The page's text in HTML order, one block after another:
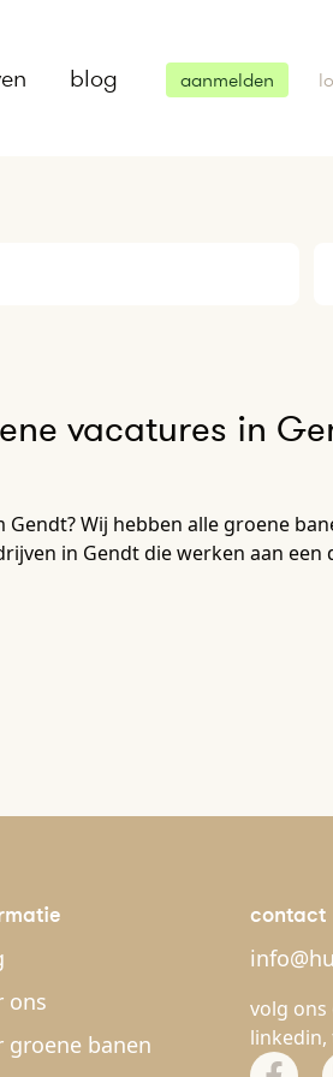
blog aanmelden
vacatures in
Wij hebben alle groene
in Gendt die werken aan
ons
groene banen
contact
volg ons
linkedin,